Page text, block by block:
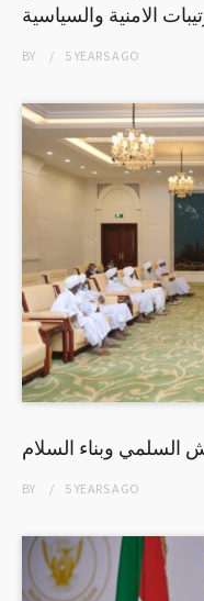
الامنية والسياسية
BY 5 YEARSAGO
السلمي وبناء السلام
BY 5 YEARSAGO